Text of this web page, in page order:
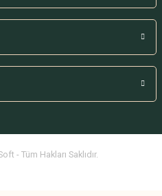
- Tüm Hakları Saklıdır.